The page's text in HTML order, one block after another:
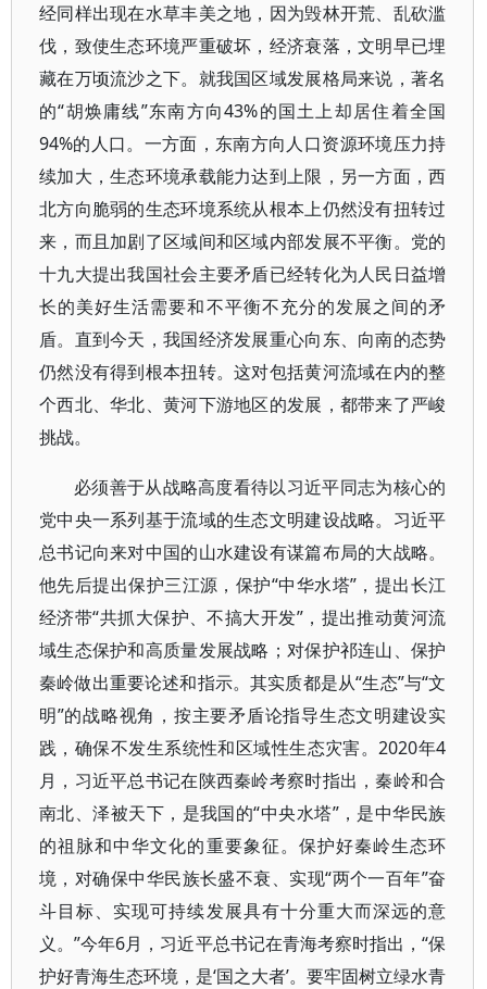
经同样出现在水草丰美之地，因为毁林开荒、乱砍滥
伐，致使生态环境严重破坏，经济衰落，文明早已埋
藏在万顷流沙之下。就我国区域发展格局来说，著名
的“胡焕庸线”东南方向43%的国土上却居住着全国
94%的人口。一方面，东南方向人口资源环境压力持
续加大，生态环境承载能力达到上限，另一方面，西
北方向脆弱的生态环境系统从根本上仍然没有扭转过
来，而且加剧了区域间和区域内部发展不平衡。党的
十九大提出我国社会主要矛盾已经转化为人民日益增
长的美好生活需要和不平衡不充分的发展之间的矛
盾。直到今天，我国经济发展重心向东、向南的态势
仍然没有得到根本扭转。这对包括黄河流域在内的整
个西北、华北、黄河下游地区的发展，都带来了严峻
挑战。
必须善于从战略高度看待以习近平同志为核心的
党中央一系列基于流域的生态文明建设战略。习近平
总书记向来对中国的山水建设有谋篇布局的大战略。
他先后提出保护三江源，保护“中华水塔”，提出长江
经济带“共抓大保护、不搞大开发”，提出推动黄河流
域生态保护和高质量发展战略；对保护祁连山、保护
秦岭做出重要论述和指示。其实质都是从“生态”与“文
明”的战略视角，按主要矛盾论指导生态文明建设实
践，确保不发生系统性和区域性生态灾害。2020年4
月，习近平总书记在陕西秦岭考察时指出，秦岭和合
南北、泽被天下，是我国的“中央水塔”，是中华民族
的祖脉和中华文化的重要象征。保护好秦岭生态环
境，对确保中华民族长盛不衰、实现“两个一百年”奋
斗目标、实现可持续发展具有十分重大而深远的意
义。”今年6月，习近平总书记在青海考察时指出，“保
护好青海生态环境，是‘国之大者’。要牢固树立绿水青